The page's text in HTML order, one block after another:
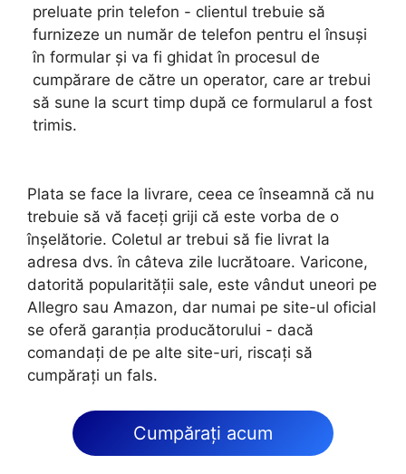
preluate prin telefon - clientul trebuie să
furnizeze un număr de telefon pentru el însuși
în formular și va fi ghidat în procesul de
cumpărare de către un operator, care ar trebui
să sune la scurt timp după ce formularul a fost
trimis.
Plata se face la livrare, ceea ce înseamnă că nu
trebuie să vă faceți griji că este vorba de o
înșelătorie. Coletul ar trebui să fie livrat la
adresa dvs. în câteva zile lucrătoare. Varicone,
datorită popularității sale, este vândut uneori pe
Allegro sau Amazon, dar numai pe site-ul oficial
se oferă garanția producătorului - dacă
comandați de pe alte site-uri, riscați să
cumpărați un fals.
Cumpărați acum